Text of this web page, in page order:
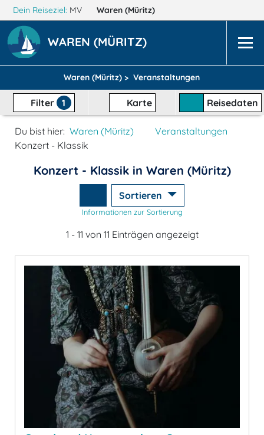
Dein Reiseziel: MV Waren (Müritz)
WAREN (MÜRITZ)
Waren (Müritz) > Veranstaltungen
Filter 1 Karte Reisedaten
Du bist hier: Waren (Müritz)
Veranstaltungen
Konzert - Klassik
Konzert - Klassik in Waren (Müritz)
Sortieren
Informationen zur Sortierung
1 - 11 von 11 Einträgen angezeigt